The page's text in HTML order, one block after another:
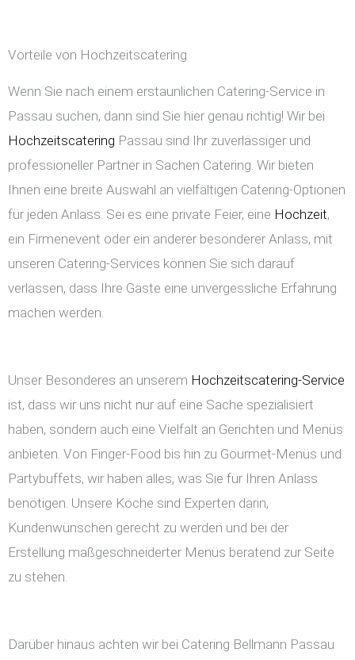
Vorteile von Hochzeitscatering
Wenn Sie nach einem erstaunlichen Catering-Service in
Passau suchen, dann sind Sie hier genau richtig! Wir bei
Hochzeitscatering Passau sind Ihr zuverlässiger und
professioneller Partner in Sachen Catering. Wir bieten
Ihnen eine breite Auswahl an vielfältigen Catering-Optionen
für jeden Anlass. Sei es eine private Feier, eine Hochzeit,
ein Firmenevent oder ein anderer besonderer Anlass, mit
unseren Catering-Services können Sie sich darauf
verlassen, dass Ihre Gäste eine unvergessliche Erfahrung
machen werden.
Unser Besonderes an unserem Hochzeitscatering-Service
ist, dass wir uns nicht nur auf eine Sache spezialisiert
haben, sondern auch eine Vielfalt an Gerichten und Menüs
anbieten. Von Finger-Food bis hin zu Gourmet-Menüs und
Partybuffets, wir haben alles, was Sie für Ihren Anlass
benötigen. Unsere Köche sind Experten darin,
Kundenwünschen gerecht zu werden und bei der
Erstellung maßgeschneiderter Menüs beratend zur Seite
zu stehen.
Darüber hinaus achten wir bei Catering Bellmann Passau